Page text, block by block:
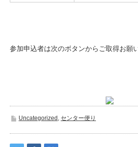
参加申込者は次のボタンからご取得お願
Uncategorized , センター便り